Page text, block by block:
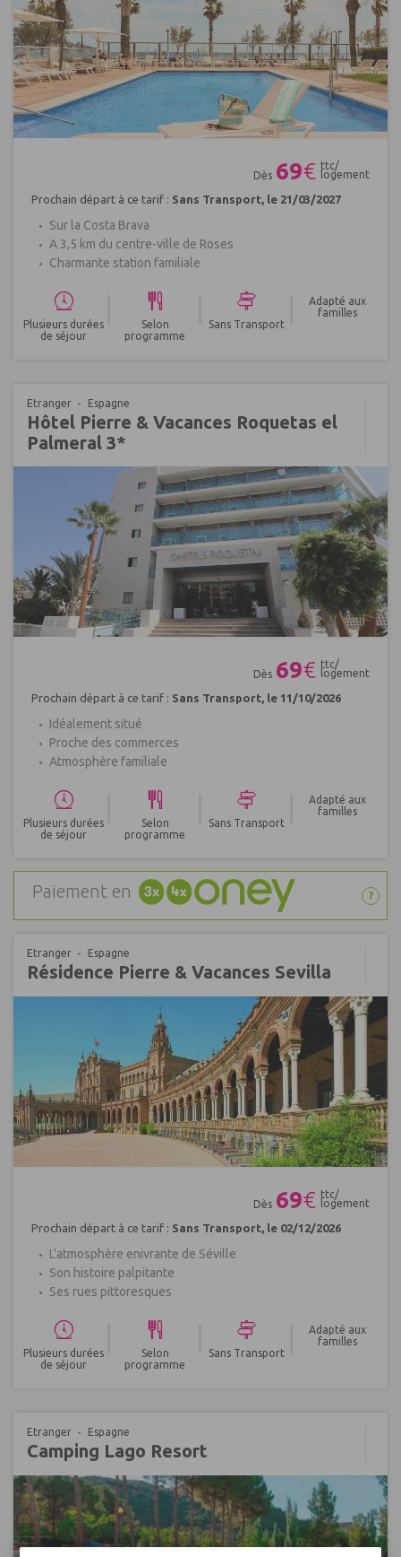
Dès 69€ ttc/
logement
Prochain départ à ce tarif : Sans Transport, le 21/03/2027
Sur la Costa Brava
A 3,5 km du centre-ville de Roses
Charmante station familiale
Plusieurs durées
de séjour
Selon
programme
Sans Transport
Adapté aux
familles
Etranger Espagne
Hôtel Pierre & Vacances Roquetas el
Palmeral 3*
Dès 69€ ttc/
logement
Prochain départ à ce tarif : Sans Transport, le 11/10/2026
Idéalement situé
Proche des commerces
Atmosphère familiale
Plusieurs durées
de séjour
Selon
programme
Sans Transport
Adapté aux
familles
Paiement en ?
Etranger Espagne
Résidence Pierre & Vacances Sevilla
Dès 69€ ttc/
logement
Prochain départ à ce tarif : Sans Transport, le 02/12/2026
L'atmosphère enivrante de Séville
Son histoire palpitante
Ses rues pittoresques
Plusieurs durées
de séjour
Selon
programme
Sans Transport
Adapté aux
familles
Etranger Espagne
Camping Lago Resort